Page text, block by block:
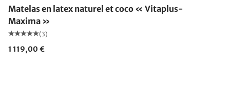
Matelas en latex naturel et coco « Vitaplus-
Maxima »
(3)
1 119,00 €